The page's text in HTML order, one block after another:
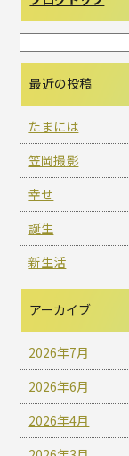
最近の投稿
たまには
笠岡撮影
幸せ
誕生
新生活
アーカイブ
2026年7月
2026年6月
2026年4月